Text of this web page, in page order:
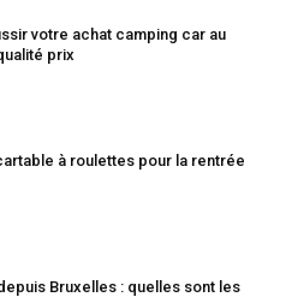
votre achat camping car au
prix
à roulettes pour la rentrée
Bruxelles : quelles sont les